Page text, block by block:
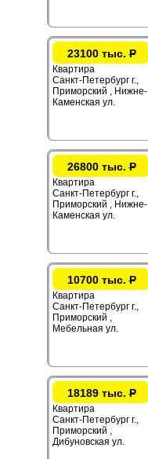
23100 тыс.Р
Квартира
Санкт-Петербург г.,
Приморский , Нижне-
Каменская ул.
26800 тыс.Р
Квартира
Санкт-Петербург г.,
Приморский , Нижне-
Каменская ул.
10700 тыс.Р
Квартира
Санкт-Петербург г.,
Приморский ,
Мебельная ул.
18189 тыс.Р
Квартира
Санкт-Петербург г.,
Приморский ,
Дибуновская ул.